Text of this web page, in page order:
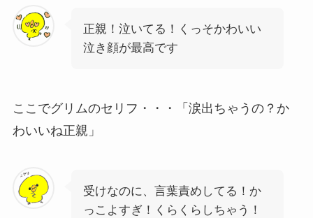
正親！泣いてる！くっそかわいい
泣き顔が最高です
ここでグリムのセリフ・・・「涙出ちゃうの？か
わいいね正親」
受けなのに、言葉責めしてる！か
っこよすぎ！くらくらしちゃう！